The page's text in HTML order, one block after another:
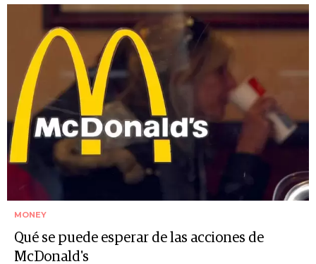
MONEY
Qué se puede esperar de las acciones de
McDonald's